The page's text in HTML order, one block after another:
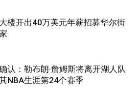
楼开出40万美元年薪招募华尔街
认：勒布朗·詹姆斯将离开湖人队
NBA生涯第24个赛季